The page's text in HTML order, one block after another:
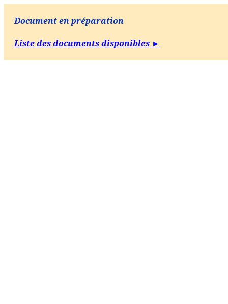
Document en préparation
Liste des documents disponibles ►